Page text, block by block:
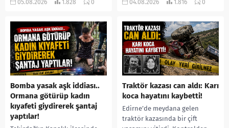
05.08.2026 1.828 0
yerine sevk edilen...
04.08.2026 1.816 0
Bomba yasak aşk iddiası..
Ormana götürüp kadın
kıyafeti giydirerek şantaj
yaptılar!
Traktör kazası can aldı: Karı
koca hayatını kaybetti!
Edirne’de meydana gelen
traktör kazasında bir çift